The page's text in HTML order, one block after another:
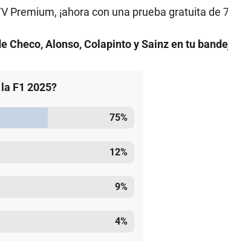
Premium, ¡ahora con una prueba gratuita de
Checo, Alonso, Colapinto y Sainz en tu
F1 2025?
75%
12%
9%
4%